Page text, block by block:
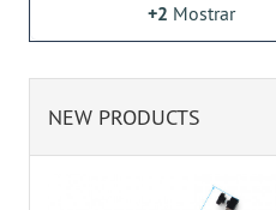
+2 Mostrar
NEW PRODUCTS